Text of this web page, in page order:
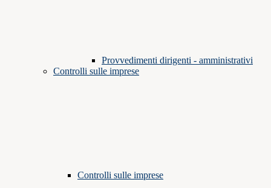
Provvedimenti dirigenti - amministrativi
Controlli sulle imprese
Controlli sulle imprese